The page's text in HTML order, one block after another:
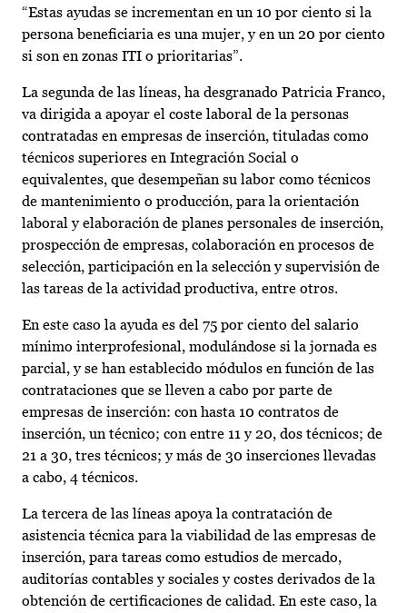
“Estas ayudas se incrementan en un 10 por ciento si la
persona beneficiaria es una mujer, y en un 20 por ciento
si son en zonas ITI o prioritarias”.
La segunda de las líneas, ha desgranado Patricia Franco,
va dirigida a apoyar el coste laboral de la personas
contratadas en empresas de inserción, tituladas como
técnicos superiores en Integración Social o
equivalentes, que desempeñan su labor como técnicos
de mantenimiento o producción, para la orientación
laboral y elaboración de planes personales de inserción,
prospección de empresas, colaboración en procesos de
selección, participación en la selección y supervisión de
las tareas de la actividad productiva, entre otros.
En este caso la ayuda es del 75 por ciento del salario
mínimo interprofesional, modulándose si la jornada es
parcial, y se han establecido módulos en función de las
contrataciones que se lleven a cabo por parte de
empresas de inserción: con hasta 10 contratos de
inserción, un técnico; con entre 11 y 20, dos técnicos; de
21 a 30, tres técnicos; y más de 30 inserciones llevadas
a cabo, 4 técnicos.
La tercera de las líneas apoya la contratación de
asistencia técnica para la viabilidad de las empresas de
inserción, para tareas como estudios de mercado,
auditorías contables y sociales y costes derivados de la
obtención de certificaciones de calidad. En este caso, la